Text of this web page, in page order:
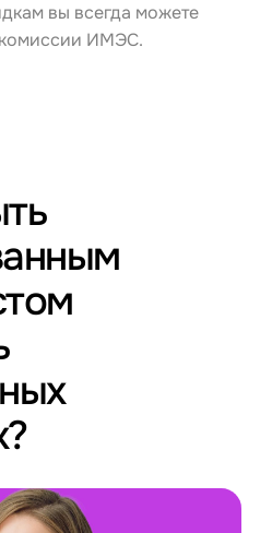
вы всегда можете
ИМЭС.